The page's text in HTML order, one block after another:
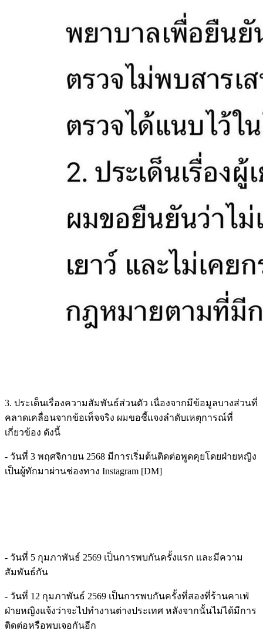
3. ประเด็นเรื่องความสัมพันธ์ส่วนตัว เนื่องจากมีข้อมูลบางส่วนที่
คลาดเคลื่อนจากข้อเท็จจริง ผมขอชี้แจงลำดับเหตุการณ์ที่
เกี่ยวข้อง ดังนี้
- วันที่ 3 พฤศจิกายน 2568 มีการเริ่มต้นติดต่อพูดคุยโดยฝ่ายหญิง
เป็นผู้ทักมาผ่านช่องทาง Instagram [DM]
- วันที่ 5 กุมภาพันธ์ 2569 เป็นการพบกันครั้งแรก และมีความ
สัมพันธ์กัน
- วันที่ 12 กุมภาพันธ์ 2569 เป็นการพบกันครั้งที่สองที่ร้านคาเฟ่
ฝ่ายหญิงแจ้งว่าจะไปทำงานต่างประเทศ หลังจากนั้นไม่ได้มีการ
ติดต่อหรือพบเจอกันอีก